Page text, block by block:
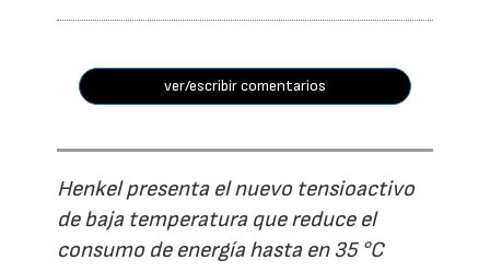
ver/escribir comentarios
Henkel presenta el nuevo tensioactivo
de baja temperatura que reduce el
consumo de energía hasta en 35 °C